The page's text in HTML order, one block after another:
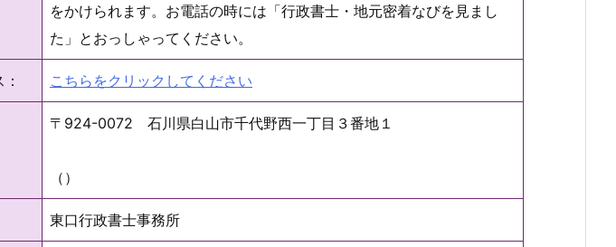
をかけられます。お電話の時には「行政書士・地元密着なびを見まし
た」とおっしゃってください。
こちらをクリックしてください
〒924-0072 石川県白山市千代野西一丁目３番地１
（）
東口行政書士事務所